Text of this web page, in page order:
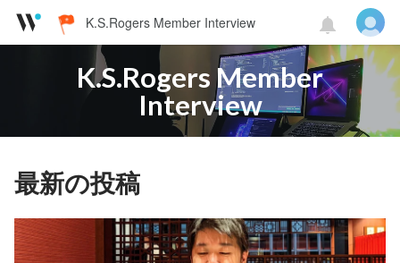
K.S.Rogers Member Interview
K.S.Rogers Member
Interview
最新の投稿